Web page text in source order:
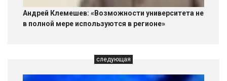
Андрей Клемешев: «Возможности университета не
в полной мере используются в регионе»
следующая